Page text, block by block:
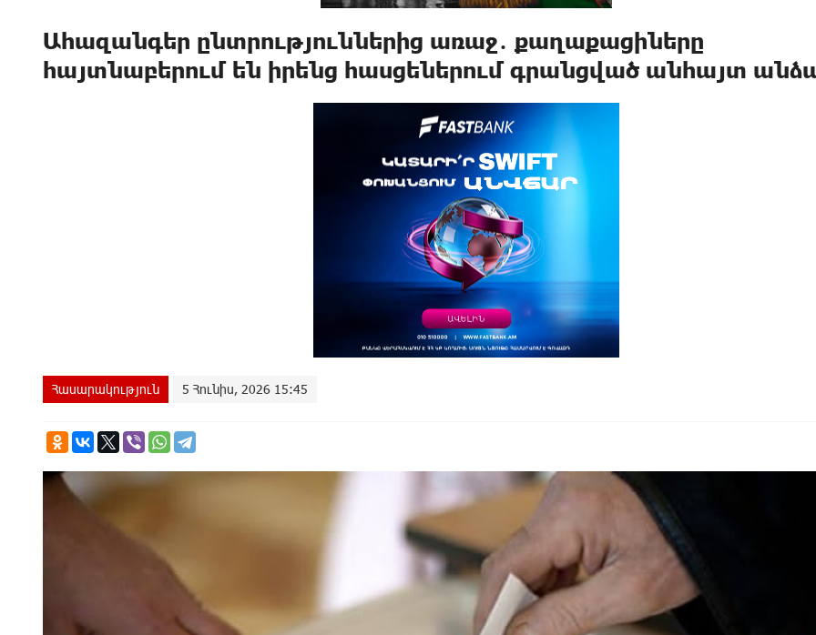
Ահազանգեր ընտրություններից առաջ․ քաղաքացիները
հայտնաբերում են իրենց հասցեներում գրանցված անհայտ
Հասարակություն 5 Հունիս, 2026 15:45